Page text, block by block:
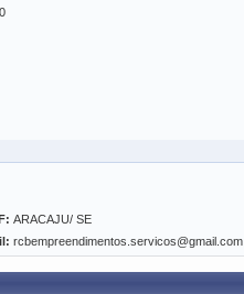
ARACAJU/ SE
rcbempreendimentos.servicos@gmail.com